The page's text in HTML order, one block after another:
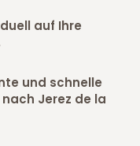
auf Ihre
und schnelle
Jerez de la